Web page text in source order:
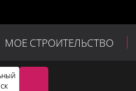
МОЕ СТРОИТЕЛЬСТВО